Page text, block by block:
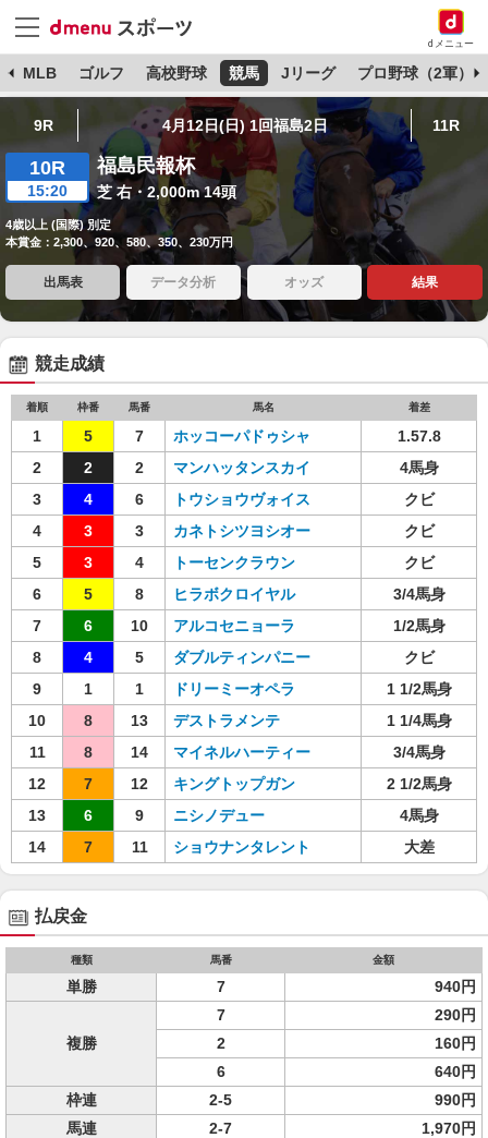
dメニュー
MLB ゴルフ 高校野球 競馬 Jリーグ プロ野球（2軍）
9R 4月12日(日) 1回福島2日 11R
10R
15:20
福島民報杯
芝 右・2,000m 14頭
4歳以上 (国際) 別定
本賞金：2,300、920、580、350、230万円
出馬表 データ分析 オッズ 結果
競走成績
着順 枠番 馬番 馬名 着差
1 5 7 ホッコーパドゥシャ
1.57.8
2
2 2 マンハッタンスカイ
4馬身
3
4 6 トウショウヴォイス
クビ
4
3 3 カネトシツヨシオー
クビ
5
3 4 トーセンクラウン
クビ
6
5 8 ヒラボクロイヤル
3/4馬身
7
6 10 アルコセニョーラ
1/2馬身
8
4 5 ダブルティンパニー
クビ
9
1 1 ドリーミーオペラ
1 1/2馬身
10
8 13 デストラメンテ
1 1/4馬身
11
8 14 マイネルハーティー
3/4馬身
12
7 12 キングトップガン
2 1/2馬身
13
6 9 ニシノデュー
4馬身
14
7 11 ショウナンタレント 大差
払戻金
種類 馬番 金額
単勝 7 940円
複勝
7
290円
2
160円
6
640円
枠連
2-5
990円
馬連
2-7 1,970円